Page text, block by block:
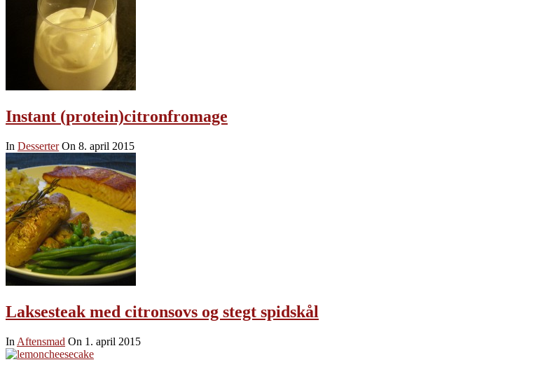
Instant (protein)citronfromage
In Desserter On 8. april 2015
Laksesteak med citronsovs og stegt spidskål
In Aftensmad On 1. april 2015